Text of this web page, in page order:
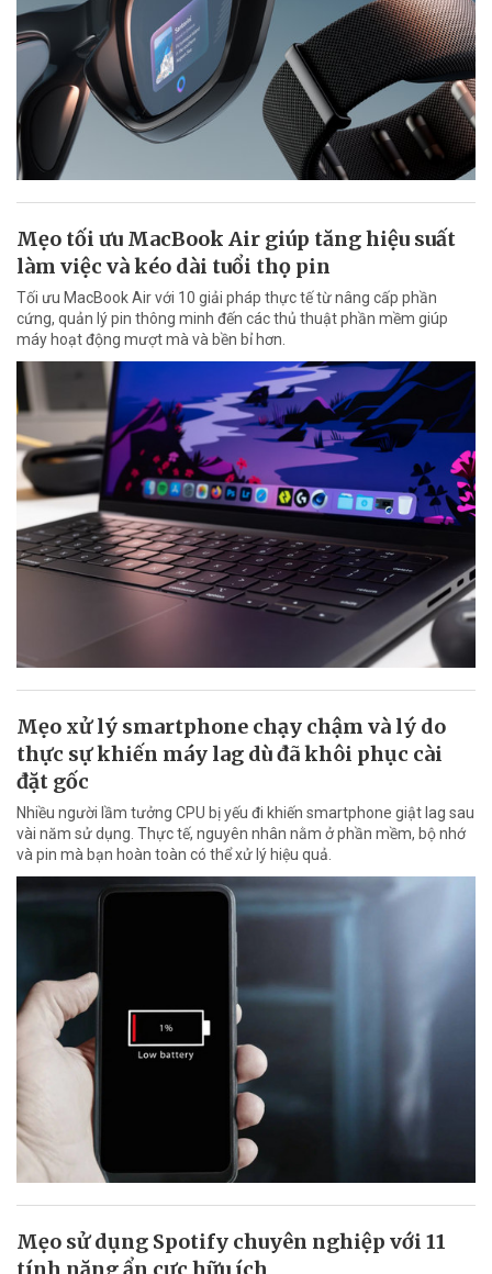
Mẹo tối ưu MacBook Air giúp tăng hiệu suất
làm việc và kéo dài tuổi thọ pin
Tối ưu MacBook Air với 10 giải pháp thực tế từ nâng cấp phần
cứng, quản lý pin thông minh đến các thủ thuật phần mềm giúp
máy hoạt động mượt mà và bền bỉ hơn.
Mẹo xử lý smartphone chạy chậm và lý do
thực sự khiến máy lag dù đã khôi phục cài
đặt gốc
Nhiều người lầm tưởng CPU bị yếu đi khiến smartphone giật lag sau
vài năm sử dụng. Thực tế, nguyên nhân nằm ở phần mềm, bộ nhớ
và pin mà bạn hoàn toàn có thể xử lý hiệu quả.
Mẹo sử dụng Spotify chuyên nghiệp với 11
tính năng ẩn cực hữu ích